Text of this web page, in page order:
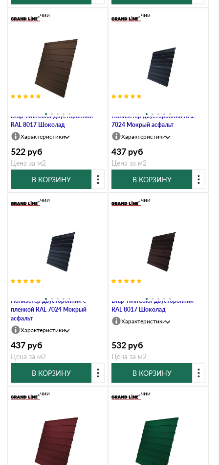
Drap TwinColor двусторонний
RAL 8017 Шоколад
В наличии
Характеристики
522 руб
Цена за м2
В КОРЗИНУ
Полиэстер двусторонний RAL
7024 Мокрый асфальт
В наличии
Характеристики
437 руб
Цена за м2
В КОРЗИНУ
Полиэстер двусторонний с
пленкой RAL 7024 Мокрый
асфальт
В наличии
Характеристики
437 руб
Цена за м2
В КОРЗИНУ
Drap TwinColor двусторонний
RAL 8017 Шоколад
В наличии
Характеристики
532 руб
Цена за м2
В КОРЗИНУ
В наличии В наличии